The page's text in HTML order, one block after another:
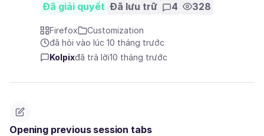
Đã giải quyết Đã lưu trữ 4 328
Firefox
Customization
đã hỏi vào lúc 10 tháng trước
Kolpixđã trả lời10 tháng trước
Opening previous session tabs